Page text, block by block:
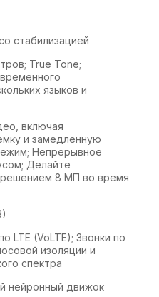
стабилизацией
True Tone;
языков и
включая
и замедленную
Непрерывное
Делайте
8 МП во время
LTE (VoLTE); Звонки по
изоляции и
спектра
нейронный движок